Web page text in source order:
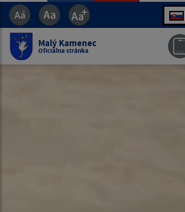
Jazyk
Malý Kamenec
Oficiálna stránka